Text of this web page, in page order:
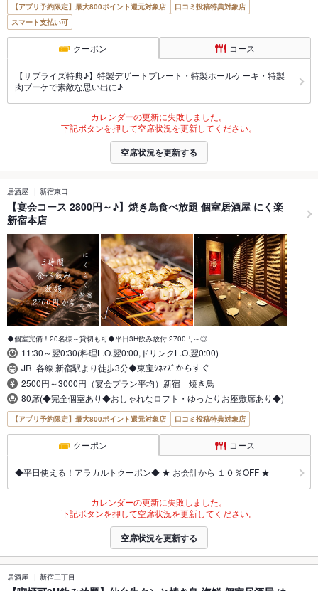
【アプリ予約限定】最大800ポイント還元対象店
口コミ投稿特典対象店
スマート支払い可
クーポン コース
【サプライズ特典♪】特製デザートプレート・特製ホールケーキ・特製
肉ブーケで素敵な思い出に♪
カレンダーの更新に失敗しました。
下記ボタンを押して空席状況を更新してください。
空席状況を更新する
居酒屋 新宿東口
【宴会コース 2800円～♪】焼き鳥食べ放題 個室居酒屋 にく楽
新宿本店
◆個室完備！20名様～貸切も可◆平日3H飲み放付 2700円～◎
11:30～翌0:30(料理L.O.翌0:00,ドリンクL.O.翌0:00)
JR･各線 新宿駅より徒歩3分◆東宝ｼﾈﾏｽﾞからすぐ
2500円～3000円（宴会プラン平均）新宿 焼き鳥
80席(◆完全個室あり◆おしゃれなロフト・ゆったりお座敷席あり◆)
【アプリ予約限定】最大800ポイント還元対象店 口コミ投稿特典対象店
クーポン コース
◆平日使える！アラカルトクーポン◆ ★ お会計から １０％OFF ★
カレンダーの更新に失敗しました。
下記ボタンを押して空席状況を更新してください。
空席状況を更新する
居酒屋 新宿三丁目